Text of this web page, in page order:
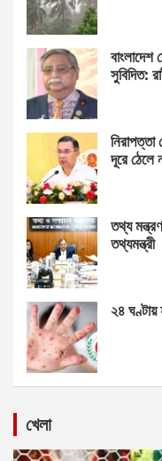
বাংলাদেশ
সুবিদিত:
দূরে ঠেলে
তথ্য
তথ্যমন্ত্রী
২৪
খেলা